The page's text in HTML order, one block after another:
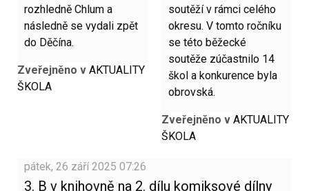
rozhledně Chlum a
následně se vydali zpět
do Děčína.
Zveřejněno v AKTUALITY
ŠKOLA
soutěží v rámci celého
okresu. V tomto ročníku
se této běžecké
soutěže zúčastnilo 14
škol a konkurence byla
obrovská.
Zveřejněno v AKTUALITY
ŠKOLA
pátek, 26 září 2025 07:26
3. B v knihovně na 2. dílu komiksové dílny